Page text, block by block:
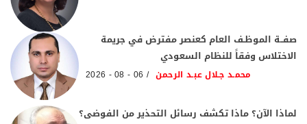
صفــة الموظـف العام كعنصر مفترض في جريمة
الاختلاس وفقاً للنظام السعودي
محمـد جـلال عبـد الرحمن 06 - 08 - 2026
لماذا الآن؟ ماذا تكشف رسائل التحذير من الفوضى؟